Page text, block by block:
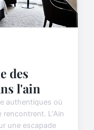
des
l'ain
authentiques où
rencontrent. L'Ain
une escapade